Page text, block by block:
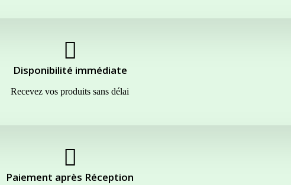
Disponibilité immédiate
Recevez vos produits sans délai
Paiement après Réception